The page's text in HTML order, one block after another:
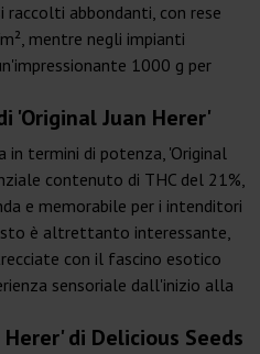
abbondanti, con rese
mentre negli impianti
1000 g per
'Original Juan Herer'
in termini di potenza, 'Original
contenuto di THC del 21%,
e memorabile per i intenditori
è altrettanto interessante,
con il fascino esotico
sensoriale dall'inizio alla
di Delicious Seeds